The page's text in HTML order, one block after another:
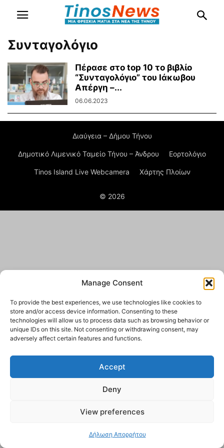
Manage Consent
To provide the best experiences, we use technologies like cookies to
store and/or access device information. Consenting to these
technologies will allow us to process data such as browsing behavior or
unique IDs on this site. Not consenting or withdrawing consent, may
adversely affect certain features and functions.
Accept
Deny
View preferences
Δήλωση Απορρήτου
Συνταγολόγιο
Πέρασε στο top 10 το βιβλίο
“Συνταγολόγιο” του Ιάκωβου
Απέργη –...
06.06.2023
Διαύγεια – Δήμου Τήνου
Δημοτικό Λιμενικό Ταμείο Τήνου – Άνδρου Εορτολόγιο
Tinos Island Live Webcamera Χάρτης Πλοίων
© 2026